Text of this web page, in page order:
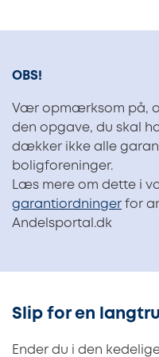
OBS!
Vær opmærksom på,
den opgave, du skal
dækker ikke alle
boligforeninger.
Læs mere om dette i
garantiordninger for
Andelsportal.dk
Slip for en
Ender du i den